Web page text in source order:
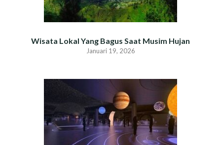
Wisata Lokal Yang Bagus Saat Musim Hujan
Januari 19, 2026